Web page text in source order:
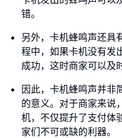
错。
另外，卡机蜂鸣声还具
程中，如果卡机没有发
成功，这时商家可以及
因此，卡机蜂鸣声并非
的意义。对于商家来说
机，不仅提升了支付体
家们不可或缺的利器。